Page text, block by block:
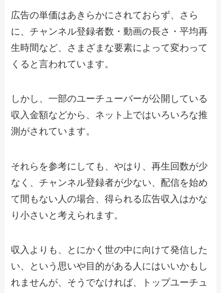
広告の単価はあきらかにされておらず、さら
に、チャンネル登録者数・動画の長さ・平均再
生時間など、さまざまな要素によって変わって
くると言われています。
しかし、一部のユーチューバーが公開している
収入金額などから、ネット上ではいろいろな推
測がされています。
それらを参考にしても、やはり、再生回数が少
なく、チャンネル登録者が少ない、配信を始め
て間もない人の場合、得られる広告収入はかな
り小さいと考えられます。
収入よりも、とにかく世の中に向けて発信した
い、という思いや目的がある人にはいいかもし
れませんが、そうでなければ、トップユーチュ